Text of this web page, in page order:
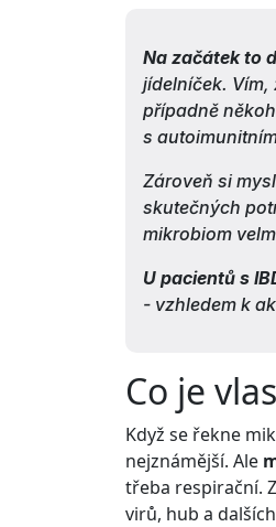
Na začátek to
jídelníček.
případně
s
Zároveň si
skutečných
mikrobiom
U pacientů s
- vzhledem k
Co je
Když se řekne
nejznámější. Ale
třeba respirační.
virů, hub a